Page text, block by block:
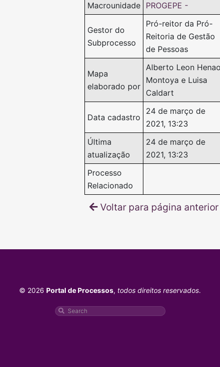
Macrounidade PROGEPE -
Gestor do
Subprocesso
Pró-reitor da Pró-
Reitoria de Gestão
de Pessoas
Mapa
elaborado por
Alberto Leon
Montoya e Luisa
Caldart
Data cadastro
24 de março de
2021, 13:23
Última
atualização
24 de março de
2021, 13:23
Processo
Relacionado
Voltar para página anterior
© 2026 Portal de Processos, todos direitos reservados.
Pesquisar